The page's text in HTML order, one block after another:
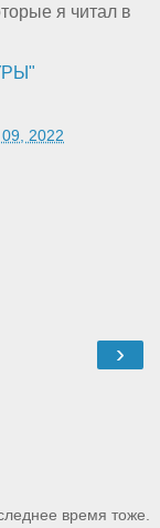
я читал в
09, 2022
›
время тоже.